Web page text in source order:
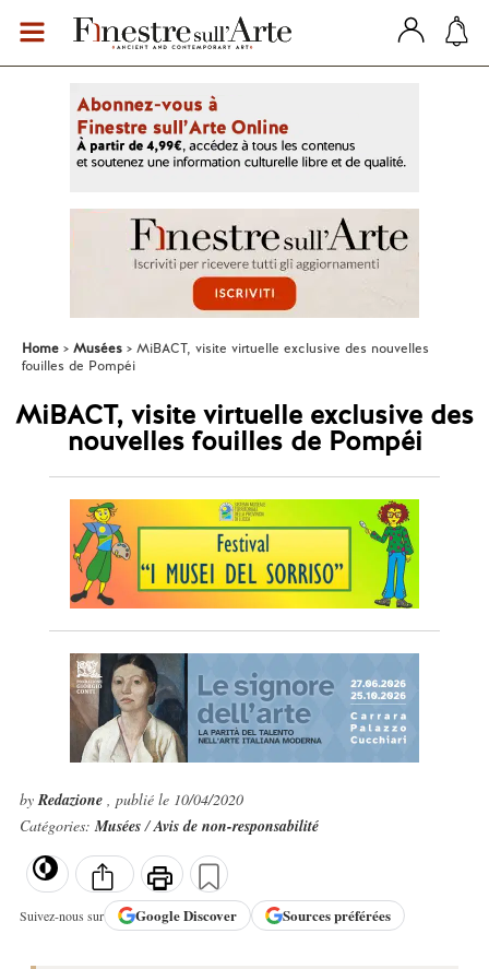
Home Musées
MiBACT, visite virtuelle exclusive des nouvelles
fouilles de Pompéi
MiBACT, visite virtuelle exclusive des
nouvelles fouilles de Pompéi
byRedazione , publié le 10/04/2020
Catégories:Musées/Avis de non-responsabilité
Suivez-nous sur GoogleDiscover Sources préférées